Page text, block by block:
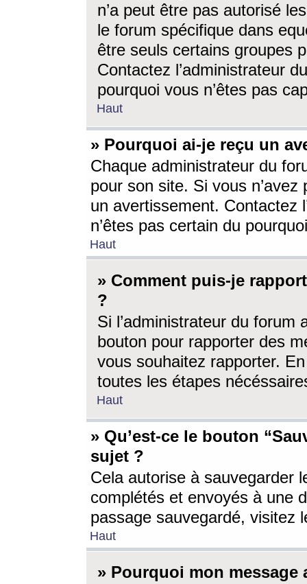
n’a peut être pas autorisé
le forum spécifique dans
être seuls certains groupes
Contactez l’administrateur
pourquoi vous n’êtes pas
Haut
» Pourquoi ai-je reçu un
Chaque administrateur du
pour son site. Si vous
un avertissement. Contactez
n’êtes pas certain du
Haut
» Comment puis-je
?
Si l’administrateur du forum
bouton pour rapporter des
vous souhaitez rapporter.
toutes les étapes
Haut
» Qu’est-ce le bouton
sujet ?
Cela autorise à sauvegarder
complétés et envoyés à une
passage sauvegardé, visitez
Haut
» Pourquoi mon message